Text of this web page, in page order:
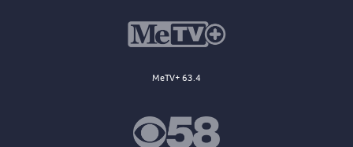
MeTV+ 63.4